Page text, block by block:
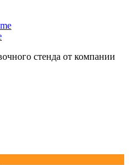
стенда от компании